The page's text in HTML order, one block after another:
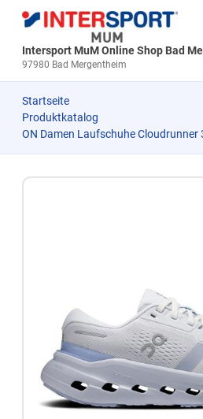
Intersport MuM Online Shop Bad
97980 Bad Mergentheim
Startseite
Produktkatalog
ON Damen Laufschuhe Cloudrunner